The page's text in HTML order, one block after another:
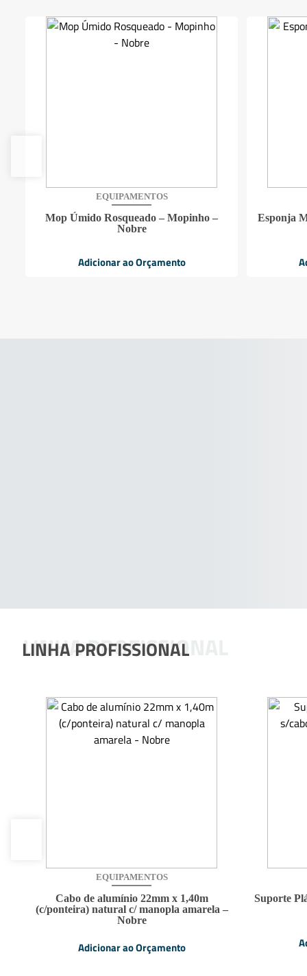
EQUIPAMENTOS
Mop Úmido Rosqueado – Mopinho –
Nobre
Adicionar ao Orçamento
Esponja
LINHA PROFISSIONAL
LINHA PROFISSIONAL
EQUIPAMENTOS
Cabo de alumínio 22mm x 1,40m
(c/ponteira) natural c/ manopla amarela –
Nobre
Adicionar ao Orçamento
Suporte